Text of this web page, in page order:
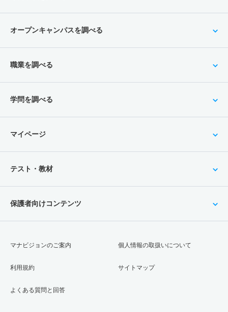
オープンキャンパスを調べる
職業を調べる
学問を調べる
マイページ
テスト・教材
保護者向けコンテンツ
マナビジョンのご案内
利用規約
よくある質問と回答
個人情報の取扱いについて
サイトマップ